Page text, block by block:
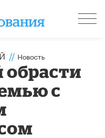
// Новость
обрасти
с